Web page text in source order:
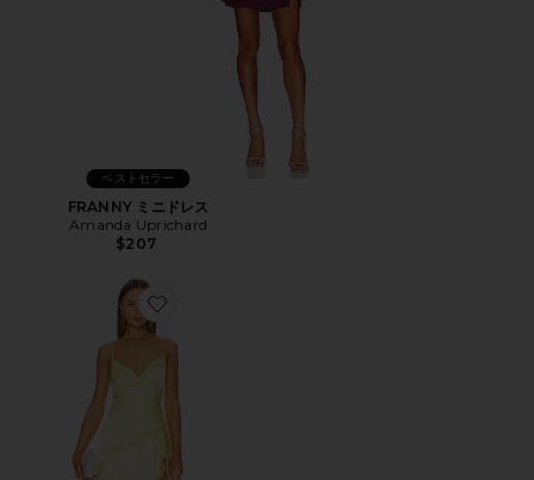
ベストセラー
FRANNY ミニドレス
Amanda Uprichard
$207
Favorite SORELLA ミディ丈ドレス